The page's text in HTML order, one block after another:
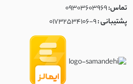
تماس:09303603969
پشتیبانی :01732534106-9